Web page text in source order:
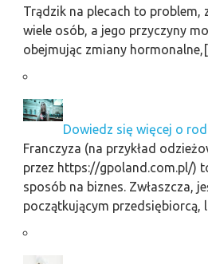
Trądzik na plecach to problem,
wiele osób, a jego przyczyny
obejmując zmiany
Dowiedz się więcej o
Franczyza (na przykład
przez https://gpoland.com.pl/)
sposób na biznes. Zwłaszcza,
początkującym przedsiębiorcą,